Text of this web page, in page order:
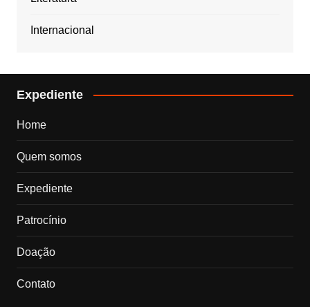
Internacional
Expediente
Home
Quem somos
Expediente
Patrocínio
Doação
Contato